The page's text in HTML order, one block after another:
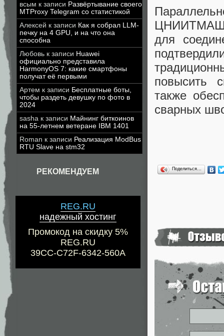
всым к записи Развёртывание своего
MTProxy Telegram со статистикой
Алексей к записи Как я собрал LLM-
печку на 4 GPU, и на что она
способна
Любовь к записи Huawei
официально представила
HarmonyOS 7: какие смартфоны
получат её первыми
Артем к записи Бесплатные боты,
чтобы раздеть девушку по фото в
2024
sasha к записи Майнинг биткоинов
на 55-летнем ветеране IBM 1401
Roman к записи Реализация ModBus
RTU Slave на stm32
РЕКОМЕНДУЕМ
REG.RU
надежный хостинг
Промокод на скидку 5%
REG.RU
39CC-C72F-6342-560A
ЦНИИТМАШ
для
повысить
также
сварных
Поделиться…